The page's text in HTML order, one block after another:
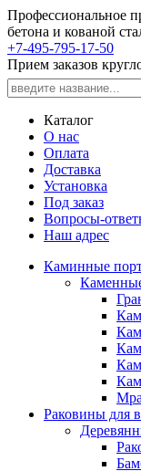
Профессиональное
бетона и кованой
+7-495-795-17-50
Прием заказов
Каталог
О нас
Оплата
Доставка
Установка
Под заказ
Вопросы-
Наш адрес
Каминные
Раковины для